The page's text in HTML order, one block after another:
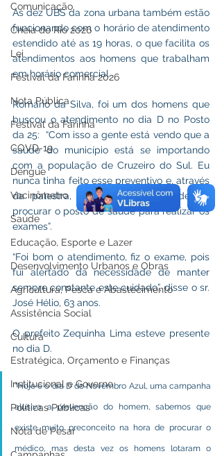
Comunicação
Cheia do Rio 2026
Lei
Festival da Farinha 2026
Nota Pública
Festival da Farinha
COVD-19
Dengue
Vacinômetro
Saúde
Educação, Esporte e Lazer
Desenvolvimento Urbanos e Obras
Agricultura, Pesca e Abastecimento
Assistência Social
Cultura
Estratégica, Orçamento e Finanças
Institucional e Governo
Políticas Públicas
Nota de Pesar
As dez UBS da zona urbana também estão
funcionando com o horário de atendimento
estendido até as 19 horas, o que facilita os
atendimentos aos homens que trabalham
em horário comercial.
Romário da Silva, foi um dos homens que
buscou o atendimento no dia D no Posto
da 25:  “Com isso a gente está vendo que a
saúde do município está se importando
com a população de Cruzeiro do Sul. Eu
nunca tinha feito esse preventivo e, através
da palestra, soube da necessidade de
procurar o posto de saúde para realizar os
exames”.
“Foi bom o atendimento, fiz o exame, pois
fui alertado da necessidade de manter
sempre constante este cuidado”, disse o sr.
José Hélio, 63 anos.
O prefeito Zequinha Lima esteve presente
no dia D.
“Hoje é o dia D do Novembro Azul, uma campanha
alusiva a prevenção do homem, sabemos que
existe muito preconceito na hora de procurar o
médico, mas desta vez os homens lotaram o